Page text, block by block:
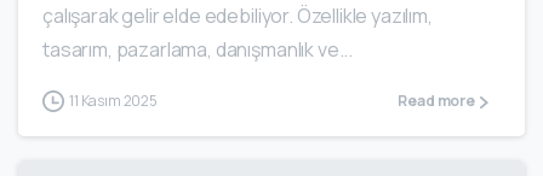
çalışarak gelir elde edebiliyor. Özellikle yazılım,
tasarım, pazarlama, danışmanlık ve...
11 Kasım 2025 Read more